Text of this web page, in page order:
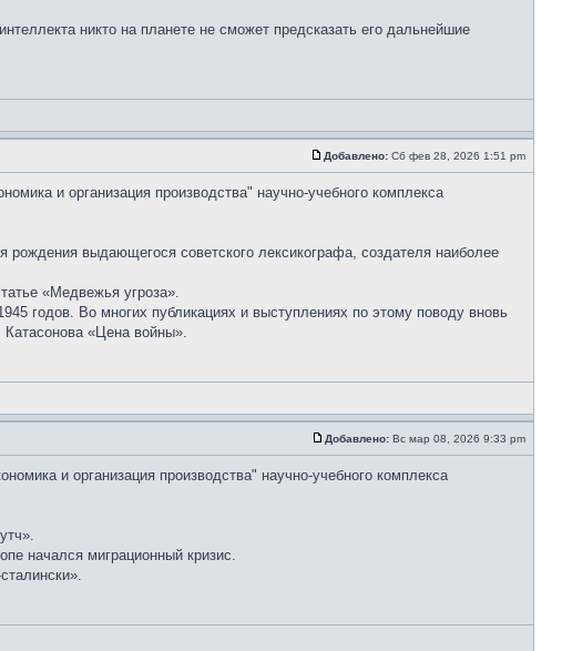
никто на планете не сможет предсказать его дальнейшие
Добавлено: Сб фев 28, 2026 1:51 pm
и организация производства" научно-учебного комплекса
выдающегося советского лексикографа, создателя наиболее
«Медвежья угроза».
годов. Во многих публикациях и выступлениях по этому поводу вновь
«Цена войны».
Добавлено: Вс мар 08, 2026 9:33 pm
и организация производства" научно-учебного комплекса
начался миграционный кризис.